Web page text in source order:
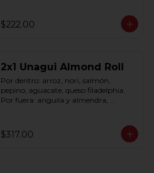
$222.00
2x1 Unagui Almond Roll
Por dentro: arroz, nori, salmón,
pepino, aguacate, queso filadelphia.
Por fuera: anguila y almendra,
$317.00